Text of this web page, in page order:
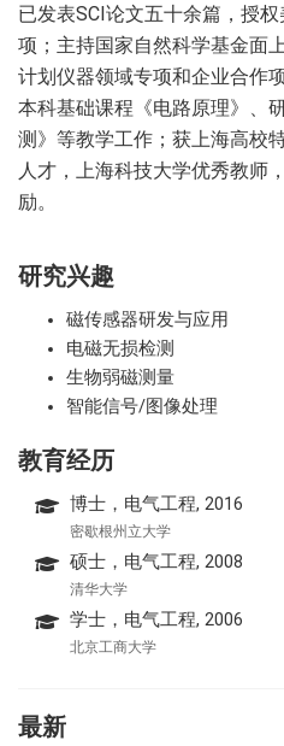
已发表SCI论文五十余篇，授
项；主持国家自然科学基金面
计划仪器领域专项和企业合作
本科基础课程《电路原理》、
测》等教学工作；获上海高校
人才，上海科技大学优秀教师
励。
研究兴趣
磁传感器研发与应用
电磁无损检测
生物弱磁测量
智能信号/图像处理
教育经历
博士，电气工程, 2016
密歇根州立大学
硕士，电气工程, 2008
清华大学
学士，电气工程, 2006
北京工商大学
最新